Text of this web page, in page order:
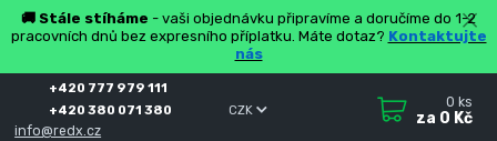
🚚 Stále stíháme - vaši objednávku připravíme a doručíme do 1-2
pracovních dnů bez expresního příplatku. Máte dotaz? Kontaktujte
nás
CZK
+420 777 979 111
+420 380 071 380
info@redx.cz
0 ks
za 0 Kč